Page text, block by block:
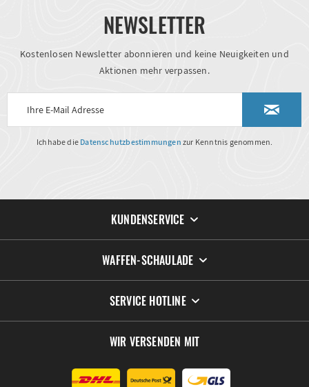
NEWSLETTER
Kostenlosen Newsletter abonnieren und keine Neuigkeiten und
Aktionen mehr verpassen.
Ich habe die Datenschutzbestimmungen zur Kenntnis genommen.
KUNDENSERVICE
WAFFEN-SCHAULADE
SERVICE HOTLINE
WIR VERSENDEN MIT